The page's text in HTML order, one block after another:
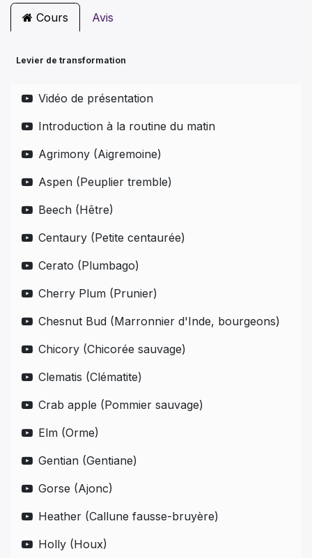
Cours Avis
Levier de transformation
Vidéo de présentation
Introduction à la routine du matin
Agrimony (Aigremoine)
Aspen (Peuplier tremble)
Beech (Hêtre)
Centaury (Petite centaurée)
Cerato (Plumbago)
Cherry Plum (Prunier)
Chesnut Bud (Marronnier d'Inde, bourgeons)
Chicory (Chicorée sauvage)
Clematis (Clématite)
Crab apple (Pommier sauvage)
Elm (Orme)
Gentian (Gentiane)
Gorse (Ajonc)
Heather (Callune fausse-bruyère)
Holly (Houx)